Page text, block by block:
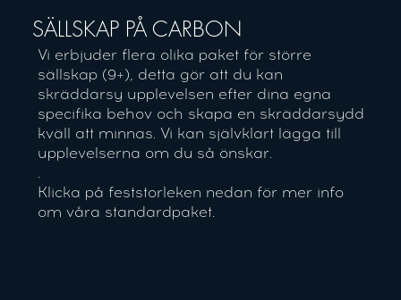
SÄLLSKAP PÅ CARBON
Vi erbjuder flera olika paket för större
sällskap (9+), detta gör att du kan
skräddarsy upplevelsen efter dina egna
specifika behov och skapa en skräddarsydd
kväll att minnas. Vi kan självklart lägga till
upplevelserna om du så önskar.
.
Klicka på feststorleken nedan för mer info
om våra standardpaket.